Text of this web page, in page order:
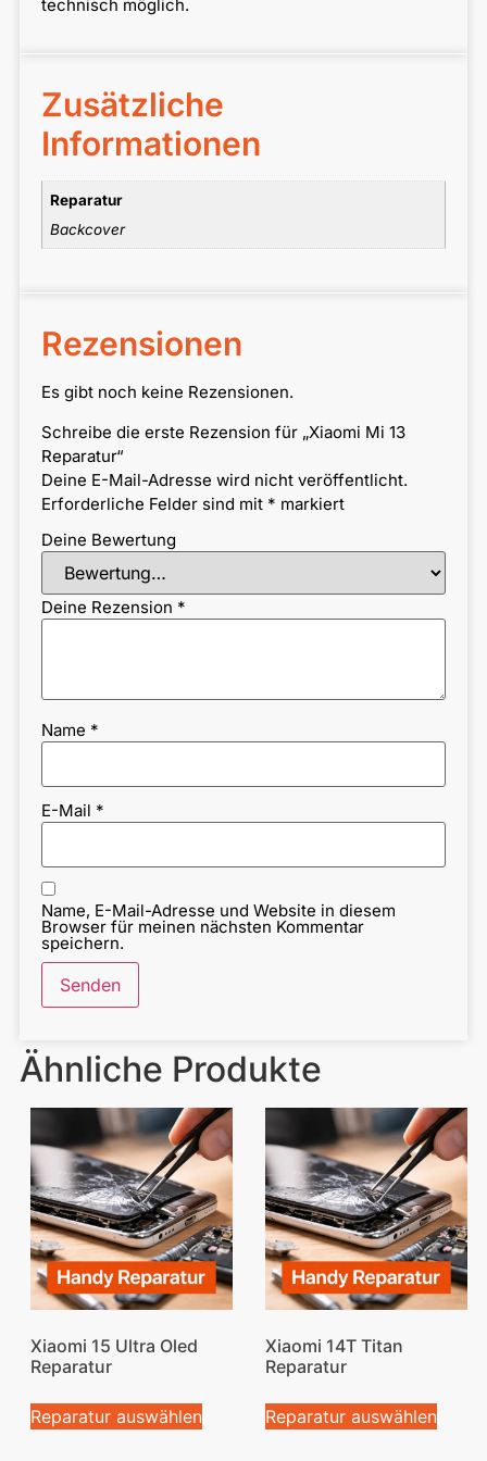
technisch möglich.
Zusätzliche
Informationen
Reparatur
Backcover
Rezensionen
Es gibt noch keine Rezensionen.
Schreibe die erste Rezension für „Xiaomi Mi 13
Reparatur“
Deine E-Mail-Adresse wird nicht veröffentlicht.
Erforderliche Felder sind mit * markiert
Deine Bewertung
Deine Rezension *
Name *
E-Mail *
Name, E-Mail-Adresse und Website in diesem
Browser für meinen nächsten Kommentar
speichern.
Ähnliche Produkte
Xiaomi 15 Ultra Oled
Reparatur
Reparatur auswählen
Xiaomi 14T Titan
Reparatur
Reparatur auswählen